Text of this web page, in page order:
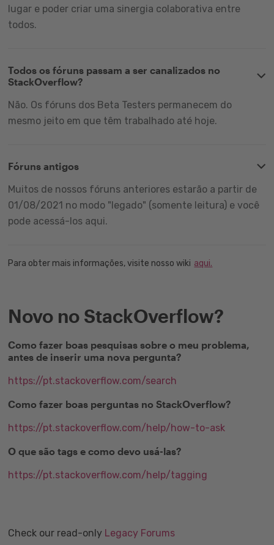
lugar e poder criar uma sinergia colaborativa entre
todos.
Todos os fóruns passam a ser canalizados no
StackOverflow?
Não. Os fóruns dos Beta Testers permanecem do
mesmo jeito em que têm trabalhado até hoje.
Fóruns antigos
Muitos de nossos fóruns anteriores estarão a partir de
01/08/2021 no modo "legado" (somente leitura) e você
pode acessá-los aqui.
Para obter mais informações, visite nosso wiki aqui.
Novo no StackOverflow?
Como fazer boas pesquisas sobre o meu problema,
antes de inserir uma nova pergunta?
https://pt.stackoverflow.com/search
Como fazer boas perguntas no StackOverflow?
https://pt.stackoverflow.com/help/how-to-ask
O que são tags e como devo usá-las?
https://pt.stackoverflow.com/help/tagging
Check our read-only Legacy Forums